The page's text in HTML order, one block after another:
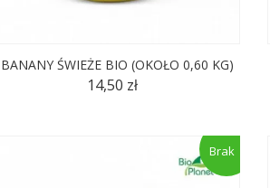
BANANY ŚWIEŻE BIO (OKOŁO 0,60 KG)
14,50 zł
Brak